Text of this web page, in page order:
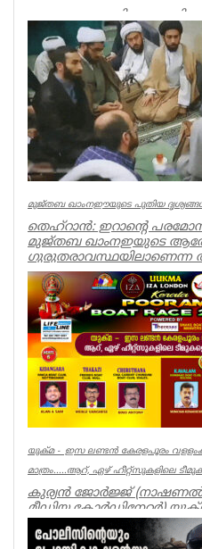
ഓട്ടോവ: അനധികൃതമായി
കുടിയേറിയതിന്റെ പേരിൽ
ആറുമാസത്തിനിടെ കാനഡ
നാടുകടത്തിയത് 3,323
World
മുജ്തബ ഖാംനഈയുടെ പുതിയ
തെഹ്റാൻ: ഇറാന്റെ
മുജ്തബ ഖാംനഇയുടെ
ഗുരുതരാവസ്ഥയിലാണെന്ന
പരക്കുന്ന...
World
യുക്മ - ഇസ ലണ്ടൻ കേരളപൂരം
മാത്രം.....ആറ്, ഏഴ് ഹീറ്റ്സുകളിലെ
കുര്യൻ ജോർജ്ജ് (നാഷണൽ
മീഡിയ കോർഡിനേറ്റർ)
ലണ്ടൻ കേരളപൂരം വ...